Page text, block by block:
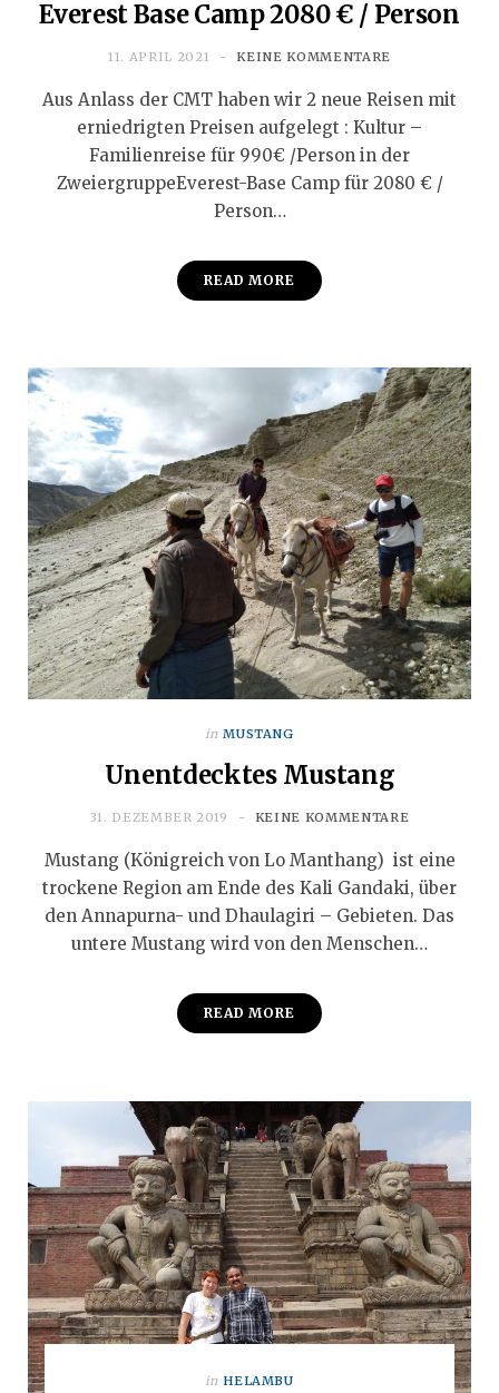
Everest Base Camp 2080 € / Person
11. APRIL 2021 KEINE KOMMENTARE
Aus Anlass der CMT haben wir 2 neue Reisen mit
erniedrigten Preisen aufgelegt : Kultur –
Familienreise für 990€ /Person in der
ZweiergruppeEverest-Base Camp für 2080 € /
Person…
READ MORE
in MUSTANG
Unentdecktes Mustang
31. DEZEMBER 2019 KEINE KOMMENTARE
Mustang (Königreich von Lo Manthang) ist eine
trockene Region am Ende des Kali Gandaki, über
den Annapurna- und Dhaulagiri – Gebieten. Das
untere Mustang wird von den Menschen…
READ MORE
in HELAMBU